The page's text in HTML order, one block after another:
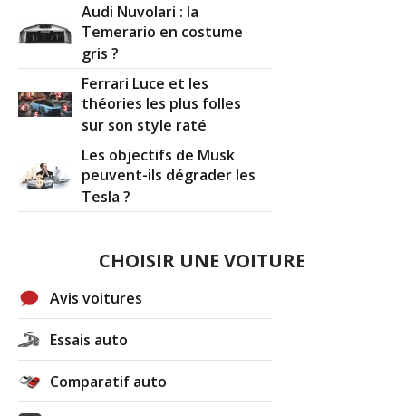
Audi Nuvolari : la
Temerario en costume
gris ?
Ferrari Luce et les
théories les plus folles
sur son style raté
Les objectifs de Musk
peuvent-ils dégrader les
Tesla ?
CHOISIR UNE VOITURE
Avis voitures
Essais auto
Comparatif auto